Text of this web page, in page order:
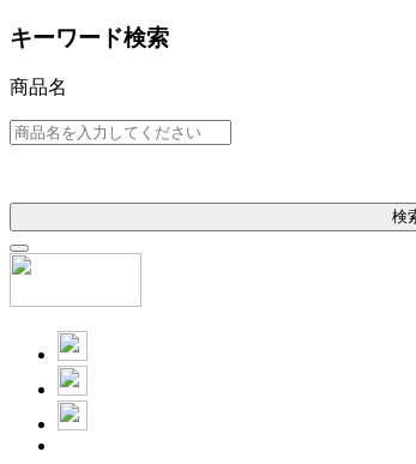
キーワード検索
商品名
検